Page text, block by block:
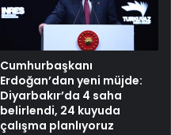
Cumhurbaşkanı
Erdoğan’dan yeni müjde:
Diyarbakır’da 4 saha
belirlendi, 24 kuyuda
çalışma planlıyoruz